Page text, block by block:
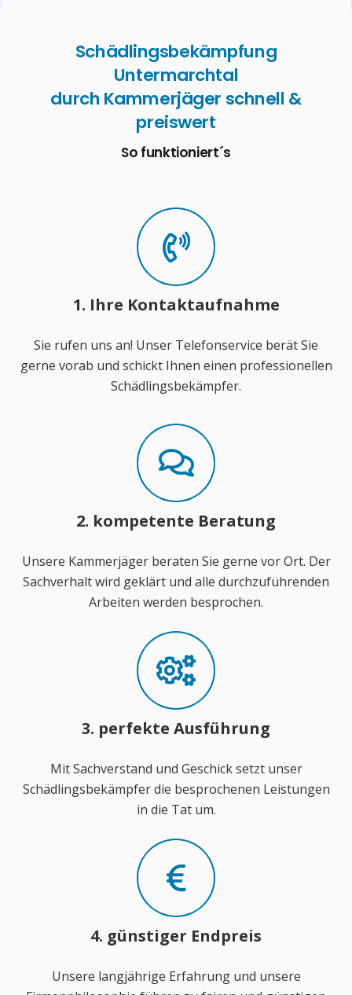
Schädlingsbekämpfung
Untermarchtal
durch Kammerjäger schnell &
preiswert
So funktioniert´s
1. Ihre Kontaktaufnahme
Sie rufen uns an! Unser Telefonservice berät Sie
gerne vorab und schickt Ihnen einen professionellen
Schädlingsbekämpfer.
2. kompetente Beratung
Unsere Kammerjäger beraten Sie gerne vor Ort. Der
Sachverhalt wird geklärt und alle durchzuführenden
Arbeiten werden besprochen.
3. perfekte Ausführung
Mit Sachverstand und Geschick setzt unser
Schädlingsbekämpfer die besprochenen Leistungen
in die Tat um.
4. günstiger Endpreis
Unsere langjährige Erfahrung und unsere